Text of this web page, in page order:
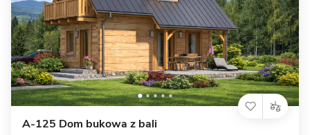
A-125 Dom bukowa z bali